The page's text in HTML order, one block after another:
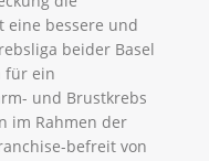
eine bessere und
beider Basel
für ein
und Brustkrebs
im Rahmen der
befreit von